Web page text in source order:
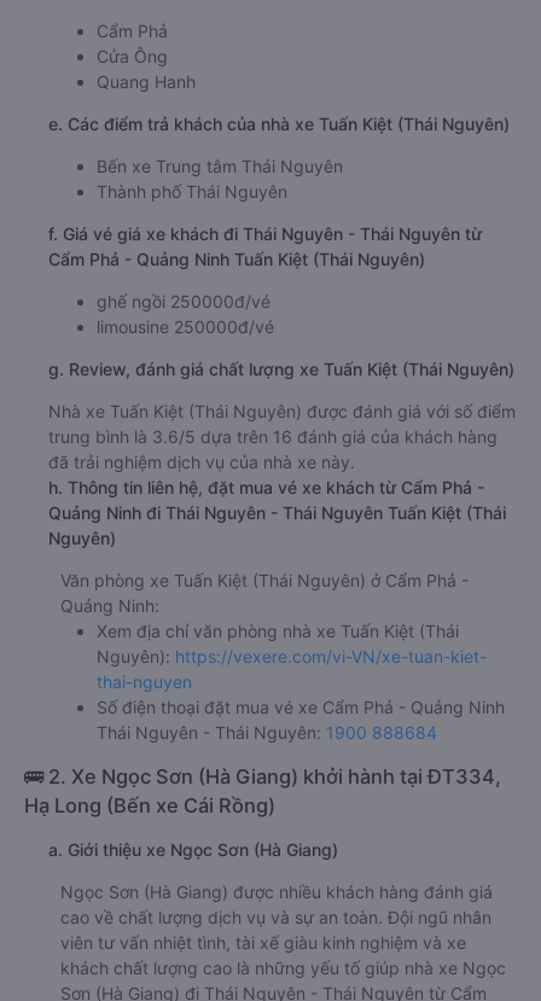
Cẩm Phả
Cửa Ông
Quang Hanh
e. Các điểm trả khách của nhà xe Tuấn Kiệt (Thái Nguyên)
Bến xe Trung tâm Thái Nguyên
Thành phố Thái Nguyên
f. Giá vé giá xe khách đi Thái Nguyên - Thái Nguyên từ
Cẩm Phả - Quảng Ninh Tuấn Kiệt (Thái Nguyên)
ghế ngồi 250000đ/vé
limousine 250000đ/vé
g. Review, đánh giá chất lượng xe Tuấn Kiệt (Thái Nguyên)
Nhà xe Tuấn Kiệt (Thái Nguyên) được đánh giá với số điểm
trung bình là 3.6/5 dựa trên 16 đánh giá của khách hàng
đã trải nghiệm dịch vụ của nhà xe này.
h. Thông tin liên hệ, đặt mua vé xe khách từ Cẩm Phả -
Quảng Ninh đi Thái Nguyên - Thái Nguyên Tuấn Kiệt (Thái
Nguyên)
Văn phòng xe Tuấn Kiệt (Thái Nguyên) ở Cẩm Phả -
Quảng Ninh:
Xem địa chỉ văn phòng nhà xe Tuấn Kiệt (Thái
Nguyên): https://vexere.com/vi-VN/xe-tuan-kiet-
thai-nguyen
Số điện thoại đặt mua vé xe Cẩm Phả - Quảng Ninh
Thái Nguyên - Thái Nguyên: 1900 888684
🚌 2. Xe Ngọc Sơn (Hà Giang) khởi hành tại ĐT334,
Hạ Long (Bến xe Cái Rồng)
a. Giới thiệu xe Ngọc Sơn (Hà Giang)
Ngọc Sơn (Hà Giang) được nhiều khách hàng đánh giá
cao về chất lượng dịch vụ và sự an toàn. Đội ngũ nhân
viên tư vấn nhiệt tình, tài xế giàu kinh nghiệm và xe
khách chất lượng cao là những yếu tố giúp nhà xe Ngọc
Sơn (Hà Giang) đi Thái Nguyên - Thái Nguyên từ Cẩm